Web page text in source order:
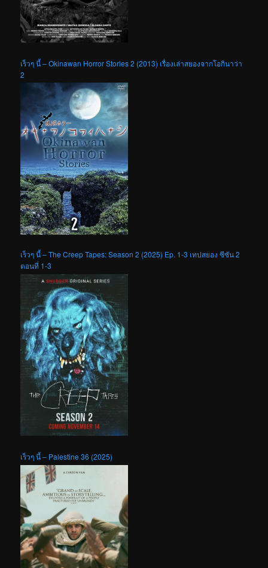
เร็วๆ นี้ – Okinawan Horror Stories 2 (2013) เรื่องเล่าสยองจากโอกินาว่า
2
เร็วๆ นี้ – The Creep Tapes: Season 2 (2025) Ep. 1-3 เทปสยอง ซีซัน 2
ตอนที่ 1-3
เร็วๆ นี้ – Palestine 36 (2025)